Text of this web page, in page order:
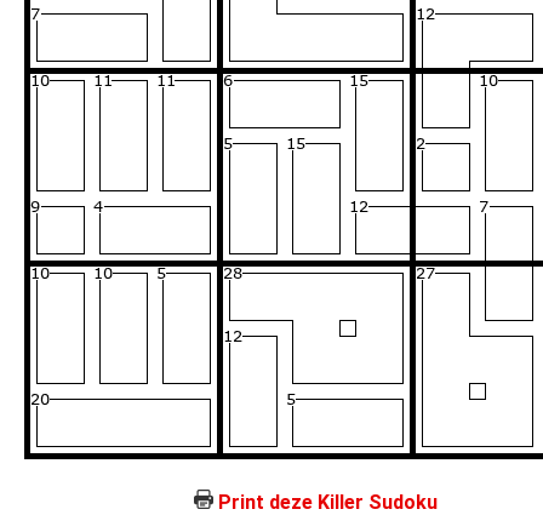
Print deze Killer Sudoku